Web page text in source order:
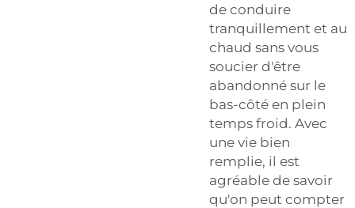
de conduire
tranquillement et au
chaud sans vous
soucier d'être
abandonné sur le
bas-côté en plein
temps froid. Avec
une vie bien
remplie, il est
agréable de savoir
qu'on peut compter